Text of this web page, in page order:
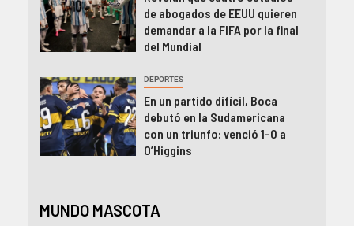
de abogados de EEUU quieren
demandar a la FIFA por la final
del Mundial
DEPORTES
En un partido difícil, Boca
debutó en la Sudamericana
con un triunfo: venció 1-0 a
O’Higgins
MUNDO MASCOTA